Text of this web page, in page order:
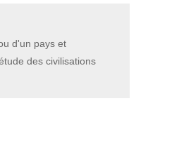
d'un pays et
des civilisations